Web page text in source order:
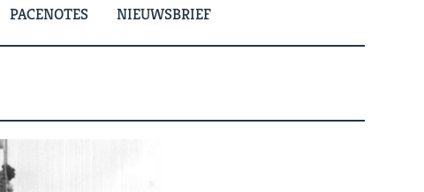
PACENOTES NIEUWSBRIEF